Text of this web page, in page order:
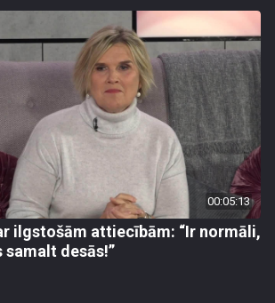
00:05:13
ilgstošām attiecībām: “Ir normāli,
desās!”